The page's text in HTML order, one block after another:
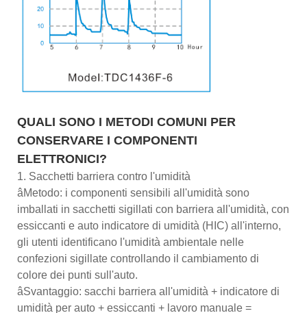
QUALI SONO I METODI COMUNI PER
CONSERVARE I COMPONENTI
ELETTRONICI?
1. Sacchetti barriera contro l'umidità
âMetodo: i componenti sensibili all'umidità sono
imballati in sacchetti sigillati con barriera all'umidità, con
essiccanti e auto indicatore di umidità (HIC) all'interno,
gli utenti identificano l'umidità ambientale nelle
confezioni sigillate controllando il cambiamento di
colore dei punti sull'auto.
âSvantaggio: sacchi barriera all'umidità + indicatore di
umidità per auto + essiccanti + lavoro manuale =